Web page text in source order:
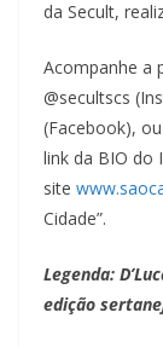
da Secult,
Acompanhe a
@secultscs
(Facebook),
link da BIO do
site
Cidade”.
Legenda:
edição